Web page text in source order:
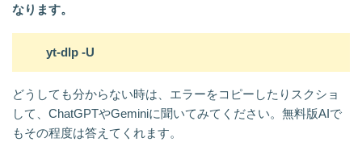
なります。
yt-dlp -U
どうしても分からない時は、エラーをコピーしたりスクショ
して、ChatGPTやGeminiに聞いてみてください。無料版AIで
もその程度は答えてくれます。